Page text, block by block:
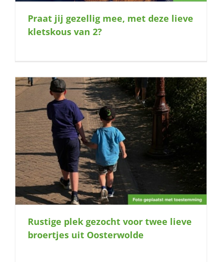
Praat jij gezellig mee, met deze lieve
kletskous van 2?
Rustige plek gezocht voor twee lieve
broertjes uit Oosterwolde